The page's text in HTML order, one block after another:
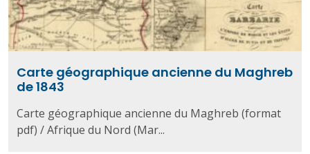
Carte géographique ancienne du Maghreb
de 1843
Carte géographique ancienne du Maghreb (format
pdf) / Afrique du Nord (Mar...